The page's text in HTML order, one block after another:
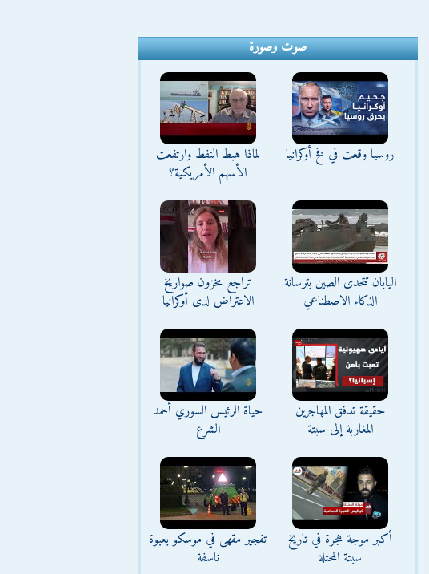
صوت وصورة
روسيا وقعت في فخ أوكرانيا
لماذا هبط النفط وارتفعت
الأسهم الأمريكية؟
اليابان تتحدى الصين بترسانة
الذكاء الاصطناعي
تراجع مخزون صواريخ
الاعتراض لدى أوكرانيا
حقيقة تدفق المهاجرين
المغاربة إلى سبتة
حياة الرئيس السوري أحمد
الشرع
أكبر موجة هجرة في تاريخ
سبتة المحتلة
تفجير مقهى في موسكو بعبوة
ناسفة